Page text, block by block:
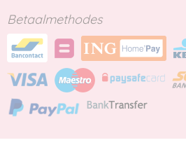
Betaalmethodes